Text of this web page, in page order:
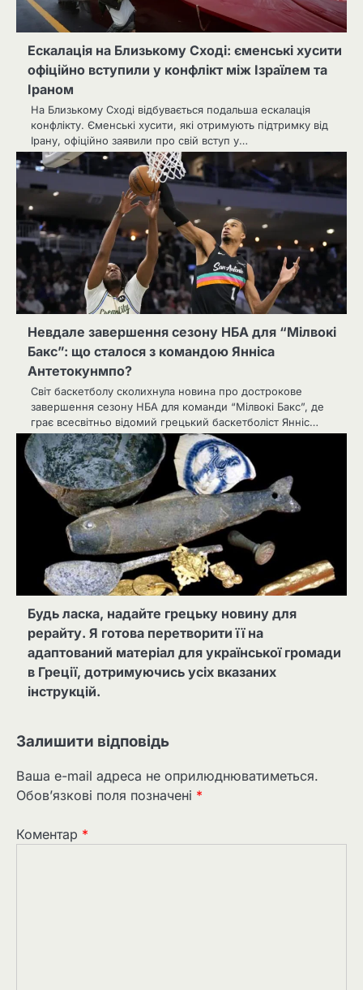
Ескалація на Близькому Сході: єменські хусити
офіційно вступили у конфлікт між Ізраїлем та
Іраном
На Близькому Сході відбувається подальша ескалація
конфлікту. Єменські хусити, які отримують підтримку від
Ірану, офіційно заявили про свій вступ у…
Невдале завершення сезону НБА для “Мілвокі
Бакс”: що сталося з командою Янніса
Антетокунмпо?
Світ баскетболу сколихнула новина про дострокове
завершення сезону НБА для команди “Мілвокі Бакс”, де
грає всесвітньо відомий грецький баскетболіст Янніс…
Будь ласка, надайте грецьку новину для
рерайту. Я готова перетворити її на
адаптований матеріал для української громади
в Греції, дотримуючись усіх вказаних
інструкцій.
Залишити відповідь
Ваша e-mail адреса не оприлюднюватиметься.
Обов’язкові поля позначені *
Коментар *